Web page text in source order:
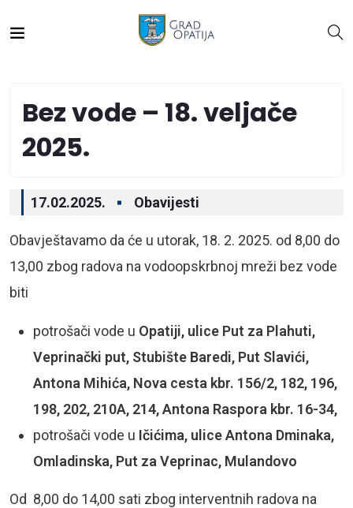
Bez vode – 18. veljače
2025.
17.02.2025. Obavijesti
Obavještavamo da će u utorak, 18. 2. 2025. od 8,00 do
13,00 zbog radova na vodoopskrbnoj mreži bez vode
biti
potrošači vode u Opatiji, ulice Put za Plahuti,
Veprinački put, Stubište Baredi, Put Slavići,
Antona Mihića, Nova cesta kbr. 156/2, 182, 196,
198, 202, 210A, 214, Antona Raspora kbr. 16-34,
potrošači vode u Ičićima, ulice Antona Dminaka,
Omladinska, Put za Veprinac, Mulandovo
Od 8,00 do 14,00 sati zbog interventnih radova na